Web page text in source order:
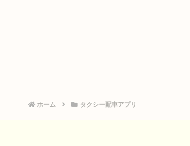
ホーム タクシー配車アプリ